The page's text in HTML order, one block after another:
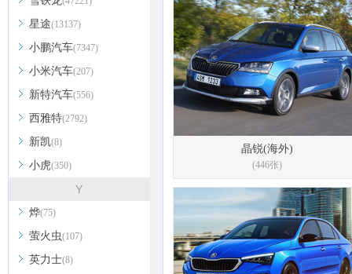
星途(13137)
小鹏汽车(7347)
小米汽车(207)
新特汽车(556)
西雅特(2792)
新凯(8)
小虎(350)
Y
烨(75)
萤火虫(107)
英力士(8)
晶锐(海外)
(446张)